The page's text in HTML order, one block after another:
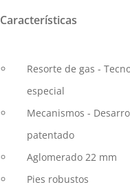
Características
Resorte de gas -
especial
Mecanismos -
patentado
Aglomerado 22 mm
Pies robustos